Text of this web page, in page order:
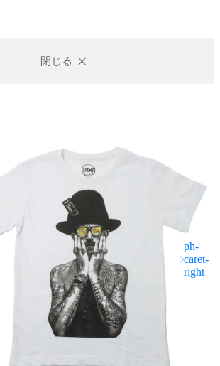
閉じる